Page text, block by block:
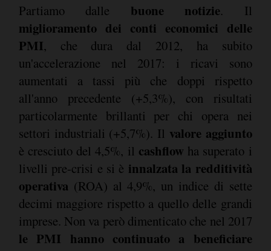
Partiamo dalle buone notizie. Il
miglioramento dei conti economici delle
PMI, che dura dal 2012, ha subito
un'accelerazione nel 2017: i ricavi sono
aumentati a tassi più che doppi rispetto
all'anno precedente (+5,3%), con risultati
particolarmente brillanti per chi opera nei
settori industriali (+5,7%). Il valore aggiunto
è cresciuto del 4,5%, il cashflow ha superato i
livelli pre-crisi e si è innalzata la redditività
operativa (ROA) al 4,9%, un indice di sette
decimi maggiore rispetto a quello delle grandi
imprese. Non va però dimenticato che nel 2017
le PMI hanno continuato a beneficiare